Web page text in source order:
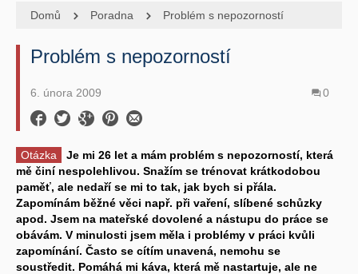
Domů Poradna Problém s nepozorností
Problém s nepozorností
6. února 2009 0
Otázka
Je mi 26 let a mám problém s nepozorností, která
mě činí nespolehlivou. Snažím se trénovat krátkodobou
paměť, ale nedaří se mi to tak, jak bych si přála.
Zapomínám běžné věci např. při vaření, slíbené schůzky
apod. Jsem na mateřské dovolené a nástupu do práce se
obávám. V minulosti jsem měla i problémy v práci kvůli
zapomínání. Často se cítím unavená, nemohu se
soustředit. Pomáhá mi káva, která mě nastartuje, ale ne